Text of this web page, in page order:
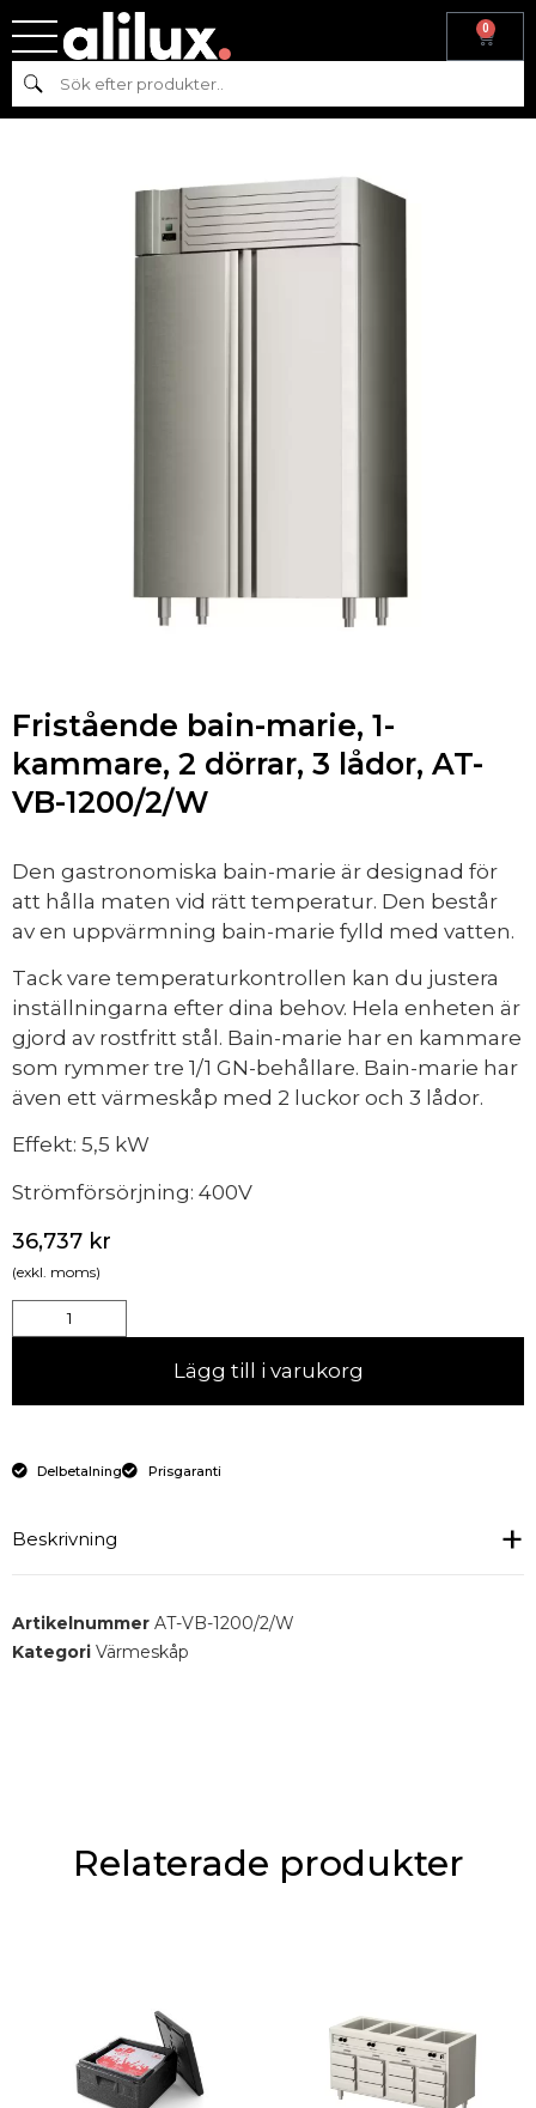
0
Sök
Hem
bain-marie, 1-kammare, 2 dörrar, 3 lådor, AT-VB-1200/2/W
Fristående bain-marie, 1-
kammare, 2 dörrar, 3 lådor, AT-
VB-1200/2/W
Den gastronomiska bain-marie är designad för
att hålla maten vid rätt temperatur. Den består
av en uppvärmning bain-marie fylld med vatten.
Tack vare temperaturkontrollen kan du justera
inställningarna efter dina behov. Hela enheten är
gjord av rostfritt stål. Bain-marie har en kammare
som rymmer tre 1/1 GN-behållare. Bain-marie har
även ett värmeskåp med 2 luckor och 3 lådor.
Effekt: 5,5 kW
Strömförsörjning: 400V
36,737 kr
(exkl. moms)
Lägg till i varukorg
Delbetalning Prisgaranti
Beskrivning
Fristående 1-kammare bain-marie med värmeskåp.
Artikelnummer AT-VB-1200/2/W
Kategori Värmeskåp
Relaterade produkter